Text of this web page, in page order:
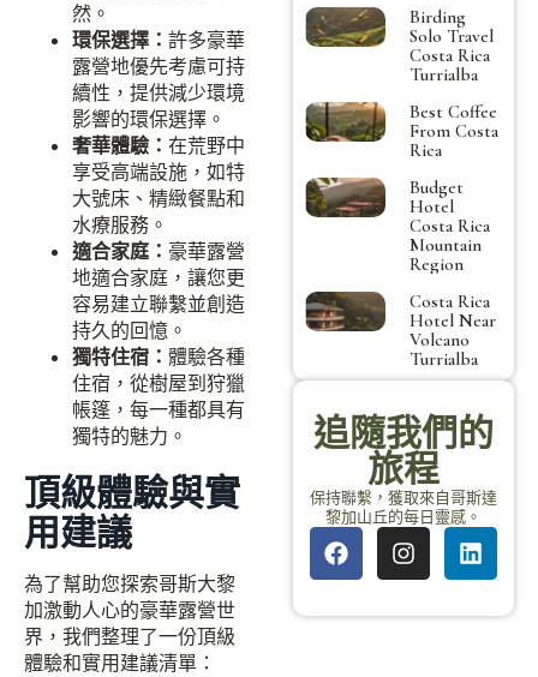
然。
環保選擇： 許多豪華
露營地優先考慮可持
續性，提供減少環境
影響的環保選擇。
奢華體驗： 在荒野中
享受高端設施，如特
大號床、精緻餐點和
水療服務。
適合家庭： 豪華露營
地適合家庭，讓您更
容易建立聯繫並創造
持久的回憶。
獨特住宿： 體驗各種
住宿，從樹屋到狩獵
帳篷，每一種都具有
獨特的魅力。
頂級體驗與實
用建議
為了幫助您探索哥斯大黎
加激動人心的豪華露營世
界，我們整理了一份頂級
體驗和實用建議清單：
Birding
Solo Travel
Costa Rica
Turrialba
Best Coffee
From Costa
Rica
Budget
Hotel
Costa Rica
Mountain
Region
Costa Rica
Hotel Near
Volcano
Turrialba
追隨我們的
旅程
保持聯繫，獲取來自哥斯達
黎加山丘的每日靈感。